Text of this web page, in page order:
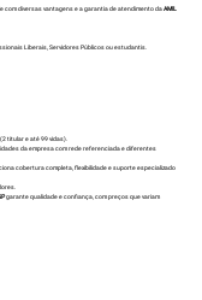
com diversas vantagens e a garantia de atendimento daAMIL
Liberais, Servidores Públicos ou estudantis.
titular e até 99 vidas).
da empresa com rede referenciada e diferentes
cobertura completa, flexibilidade e suporte especializado
garante qualidade e confiança, com preços que variam